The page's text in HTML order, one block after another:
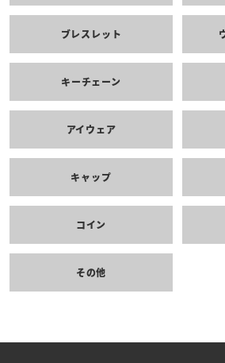
ブレスレット
キーチェーン
アイウェア
キャップ
コイン
その他